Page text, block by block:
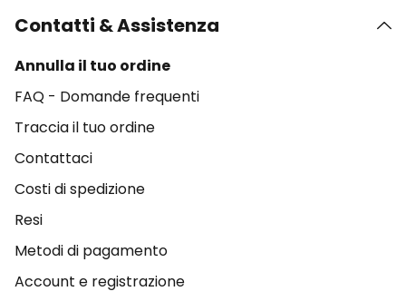
Contatti & Assistenza
Annulla il tuo ordine
FAQ - Domande frequenti
Traccia il tuo ordine
Contattaci
Costi di spedizione
Resi
Metodi di pagamento
Account e registrazione